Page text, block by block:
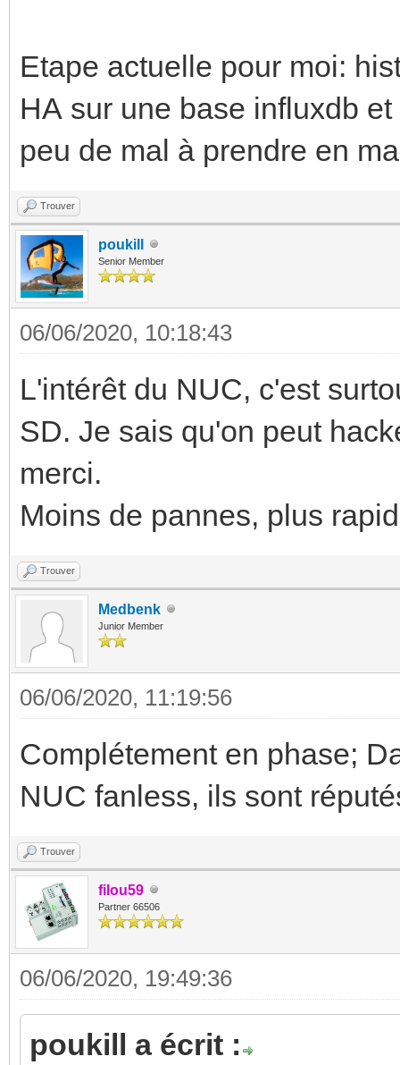
Etape actuelle pour moi:
HA sur une base influxdb
peu de mal à prendre en
Trouver
poukill
Senior Member
06/06/2020, 10:18:43
L'intérêt du NUC, c'est
SD. Je sais qu'on peut
merci.
Moins de pannes, plus
Trouver
Medbenk
Junior Member
06/06/2020, 11:19:56
Complétement en phase;
NUC fanless, ils sont
Trouver
filou59
Partner 66506
06/06/2020, 19:49:36
poukill a écrit :